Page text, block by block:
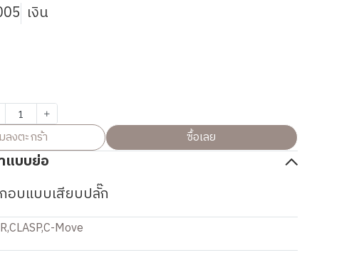
เงิน
ลงตะกร้า ซื้อเลย
แบบย่อ
อบแบบเสียบปลั๊ก
,CLASP,C-Move